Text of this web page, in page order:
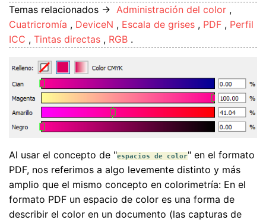
Temas relacionados → Administración del color ,
Cuatricromía , DeviceN , Escala de grises , PDF , Perfil
ICC , Tintas directas , RGB .
Al usar el concepto de "espacios de color" en el formato
PDF, nos referimos a algo levemente distinto y más
amplio que el mismo concepto en colorimetría: En el
formato PDF un espacio de color es una forma de
describir el color en un documento (las capturas de